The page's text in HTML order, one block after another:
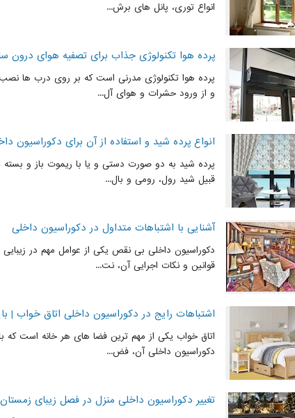
انواع توری، پانل های برش...
پرده هوا تکنولوژی جذاب برای تصفیه هوای درون
پرده هوا تکنولوژی مدرنی است که بر روی درب ها
و از ورود حشرات و هوای آل...
انواع پرده شید و استفاده از آن برای دکوراسیون
پرده شید به دو صورت دستی و یا با ریموت باز و بسته
قبیل شید رول، رومی و بال...
آشنایی با اشتباهات متداول در دکوراسیون داخلی
دکوراسیون داخلی بی نقص یکی از عوامل مهم در
قوانین و نکات اجرایی آن، نت...
اشتباهات رایج در دکوراسیون داخلی اتاق خواب |
اتاق خواب یکی از مهم ترین فضا های هر خانه است که
دکوراسیون داخلی آن، فض...
تغییر دکوراسیون داخلی منزل در فصل زیبای زمستان